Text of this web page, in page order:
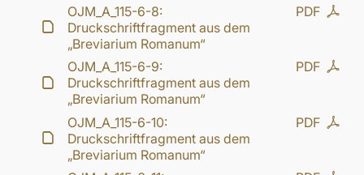
PDF
OJM_A_115-6-8:
Druckschriftfragment aus dem
„Breviarium Romanum“
PDF
OJM_A_115-6-9:
Druckschriftfragment aus dem
„Breviarium Romanum“
PDF
OJM_A_115-6-10:
Druckschriftfragment aus dem
„Breviarium Romanum“